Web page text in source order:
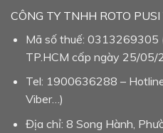
CÔNG TY TNHH ROTO
Mã số thuế: 0313269305
TP.HCM cấp ngày 25/05/
Tel: 1900636288 –
Viber…)
Địa chỉ: 8 Song Hành,